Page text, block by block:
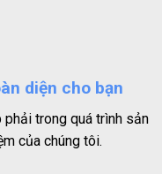
diện cho bạn
trong quá trình sản
của chúng tôi.